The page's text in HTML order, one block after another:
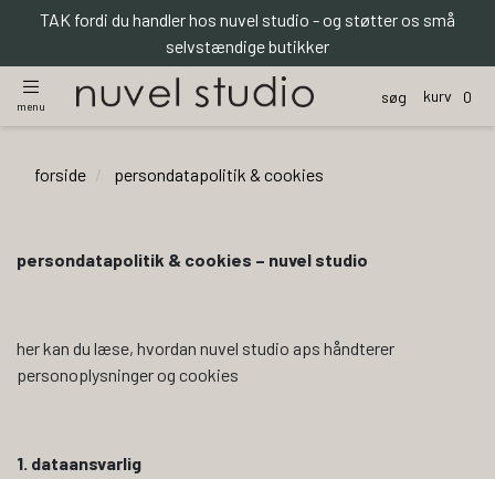
TAK fordi du handler hos nuvel studio - og støtter os små
selvstændige butikker
menu
søg kurv 0
forside persondatapolitik & cookies
persondatapolitik & cookies – nuvel studio
her kan du læse, hvordan nuvel studio aps håndterer
personoplysninger og cookies
1. dataansvarlig